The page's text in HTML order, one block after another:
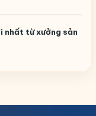
nhất từ xưởng sản